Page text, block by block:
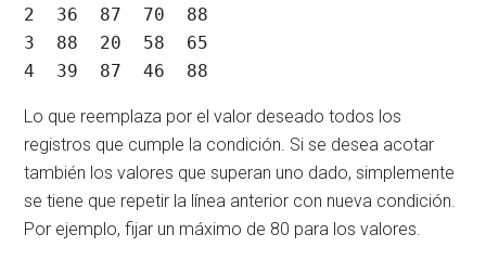
2  36  87  70  88
3  88  20  58  65
4  39  87  46  88
Lo que reemplaza por el valor deseado todos los
registros que cumple la condición. Si se desea acotar
también los valores que superan uno dado, simplemente
se tiene que repetir la línea anterior con nueva condición.
Por ejemplo, fijar un máximo de 80 para los valores.